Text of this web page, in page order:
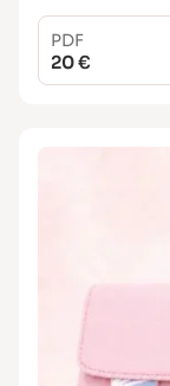
PDF
20 €